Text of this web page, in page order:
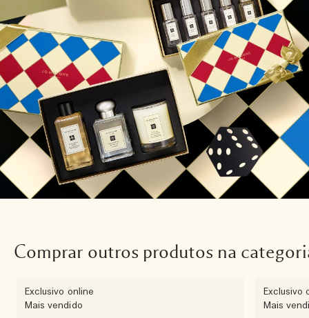
Comprar outros produtos na
Exclusivo online
Mais vendido
Exclusivo
Mais